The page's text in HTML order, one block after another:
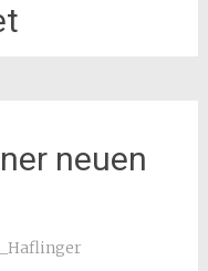
neuen